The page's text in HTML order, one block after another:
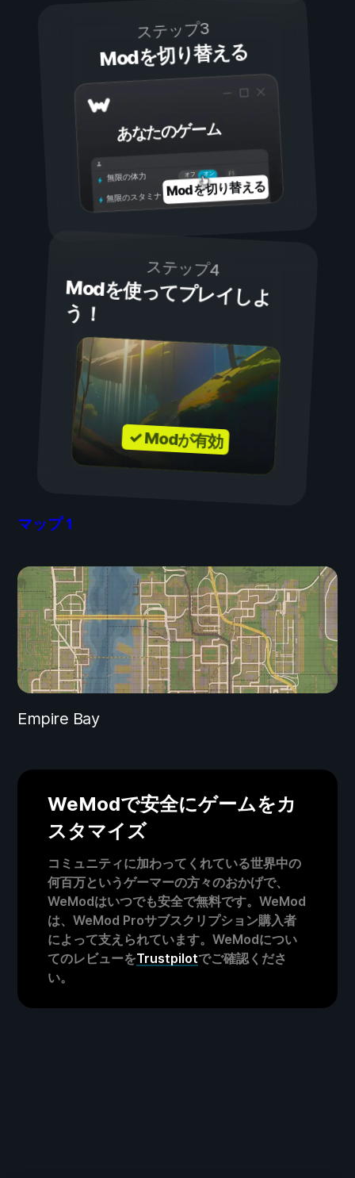
ステップ3
Modを切り替える
あなたのゲーム
オン
オフ
無限の体力
無限のスタミナ Modを切り替える
ステップ4
Modを使ってプレイしよ
う！
✓ Modが有効
マップ1
Empire Bay
WeModで安全にゲームをカ
スタマイズ
コミュニティに加わってくれている世界中の
何百万というゲーマーの方々のおかげで、
WeModはいつでも安全で無料です。WeMod
は、WeMod Proサブスクリプション購入者
によって支えられています。WeModについ
てのレビューをTrustpilotでご確認くださ
い。